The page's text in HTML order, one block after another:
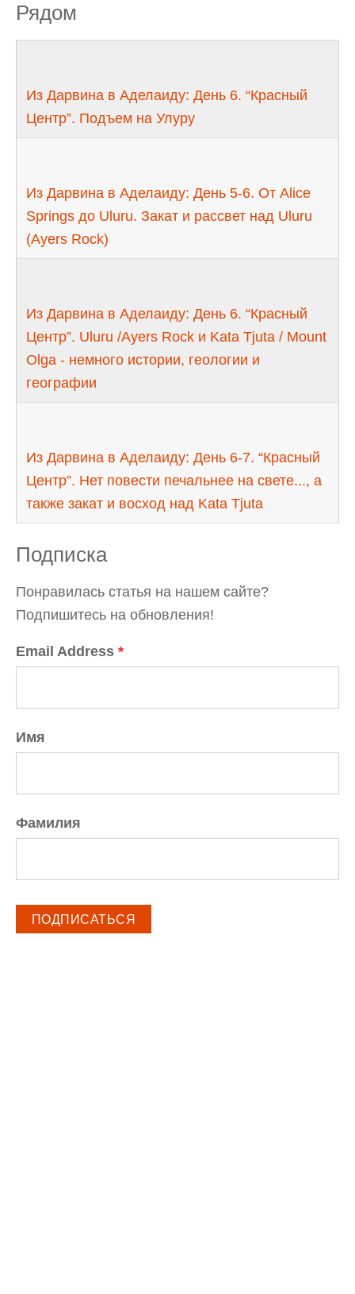
Рядом
Из Дарвина в Аделаиду: День 6. “Красный
Центр”. Подъем на Улуру
Из Дарвина в Аделаиду: День 5-6. От Alice
Springs до Uluru. Закат и рассвет над Uluru
(Ayers Rock)
Из Дарвина в Аделаиду: День 6. “Красный
Центр”. Uluru /Ayers Rock и Kata Tjuta / Mount
Olga - немного истории, геологии и
географии
Из Дарвина в Аделаиду: День 6-7. “Красный
Центр”. Нет повести печальнее на свете..., а
также закат и восход над Kata Tjuta
Подписка
Понравилась статья на нашем сайте?
Подпишитесь на обновления!
Email Address *
Имя
Фамилия